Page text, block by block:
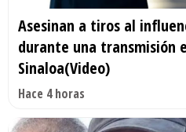
Asesinan a tiros al
durante una transmisión
Sinaloa(Video)
Hace 4 horas